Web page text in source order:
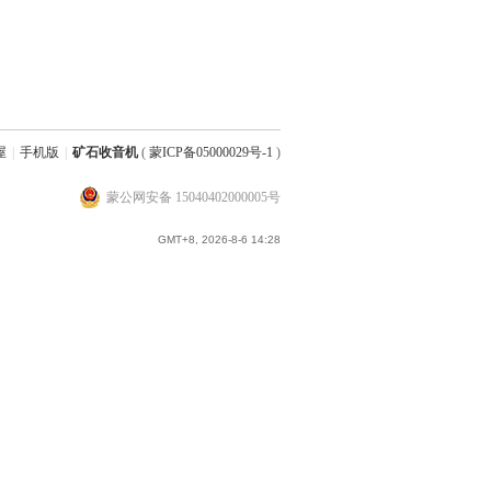
手机版 矿石收音机( 蒙ICP备05000029号-1 )
蒙公网安备 15040402000005号
GMT+8, 2026-8-6 14:28